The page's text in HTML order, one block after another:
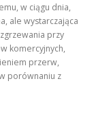
w ciągu dnia,
ale wystarczająca
przy
komercyjnych,
przerw,
porównaniu z